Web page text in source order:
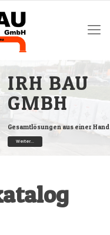
IRH BAU
GMBH
Gesamtlösungen aus einer
Weiter...